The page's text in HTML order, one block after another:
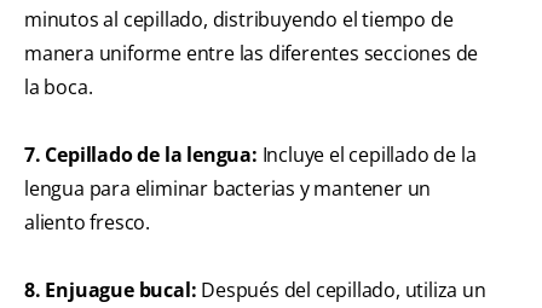
minutos al cepillado, distribuyendo el tiempo de
manera uniforme entre las diferentes secciones de
la boca.
7. Cepillado de la lengua: Incluye el cepillado de la
lengua para eliminar bacterias y mantener un
aliento fresco.
8. Enjuague bucal: Después del cepillado, utiliza un